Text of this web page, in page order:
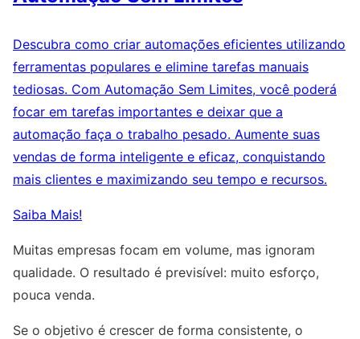
Descubra como criar automações eficientes utilizando
ferramentas populares e elimine tarefas manuais
tediosas. Com Automação Sem Limites, você poderá
focar em tarefas importantes e deixar que a
automação faça o trabalho pesado. Aumente suas
vendas de forma inteligente e eficaz, conquistando
mais clientes e maximizando seu tempo e recursos.
Saiba Mais!
Muitas empresas focam em volume, mas ignoram
qualidade. O resultado é previsível: muito esforço,
pouca venda.
Se o objetivo é crescer de forma consistente, o